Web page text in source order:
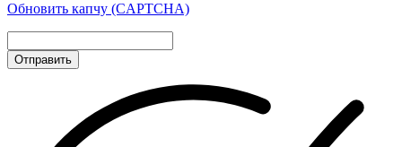
Обновить капчу (CAPTCHA)
Отправить